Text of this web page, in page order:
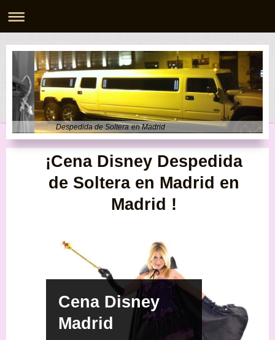
Despedida de Soltera en Madrid
¡Cena Disney Despedida
de Soltera en Madrid en
Madrid !
Cena Disney
Madrid